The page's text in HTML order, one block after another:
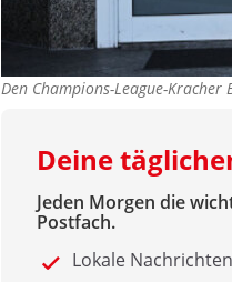
Den Champions-League-
Deine
Jeden Morgen die
Postfach.
Lokale